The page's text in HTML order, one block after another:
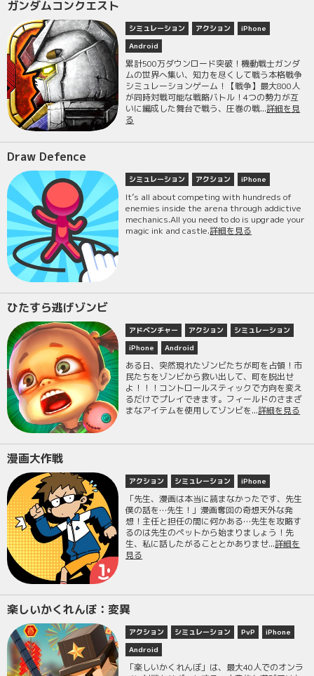
ガンダムコンクエスト
シミュレーション アクション
iPhone
Android
累計500万ダウンロード突破！機動戦士ガンダ
ムの世界へ集い、知力を尽くして戦う本格戦争
シミュレーションゲーム！【戦争】最大800人
が同時対戦可能な戦略バトル！4つの勢力が互
いに編成した舞台で戦う、圧巻の戦...詳細を見
る
Draw Defence
シミュレーション アクション iPhone
It’s all about competing with hundreds of
enemies inside the arena through addictive
mechanics.All you need to do is upgrade your
magic ink and castle.詳細を見る
ひたすら逃げゾンビ
アドベンチャー アクション
シミュレーション
iPhone
Android
ある日、突然現れたゾンビたちが町を占領！市
民たちをゾンビから救い出して、町を脱出せ
よ！！！コントロールスティックで方向を変え
るだけでプレイできます。フィールドのさまざ
まなアイテムを使用してゾンビを...詳細を見る
漫画大作戦
アクション シミュレーション iPhone
「先生、漫画は本当に読まなかったです、先生
僕の話を…先生！」漫画奪回の奇想天外な発
想！主任と担任の間に何かある…先生を攻略す
るのは先生のペットから始まりましょう！先
生、私に話したがることとかありませ...詳細を
見る
楽しいかくれんぼ：変異
アクション シミュレーション PvP
iPhone
Android
「楽しいかくれんぼ」は、最大40人でのオンラ